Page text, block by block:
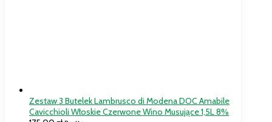
Zestaw 3 Butelek Lambrusco di Modena DOC Amabile
Cavicchioli Włoskie Czerwone Wino Musujące 1,5L 8%